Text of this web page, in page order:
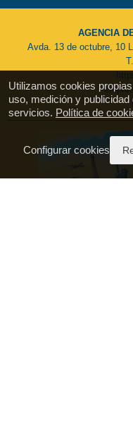
Utilizamos cookies
uso, medición y
servicios. Política de
Configurar cookies
AGENCIA
Avda. 13 de octubre, 10